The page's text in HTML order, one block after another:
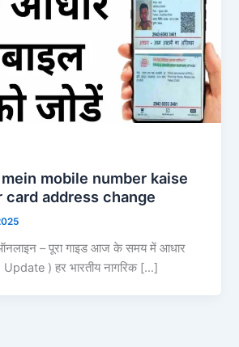
mobile number kaise
card address change
– पूरा गाइड आज के समय में आधार
) हर भारतीय नागरिक […]